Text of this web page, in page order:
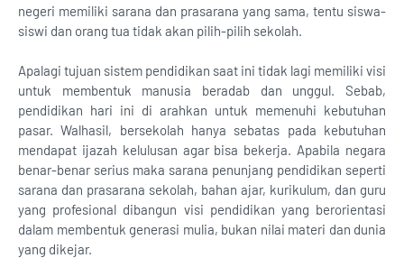
negeri memiliki sarana dan prasarana yang sama, tentu siswa-
siswi dan orang tua tidak akan pilih-pilih sekolah.
Apalagi tujuan sistem pendidikan saat ini tidak lagi memiliki visi
untuk membentuk manusia beradab dan unggul. Sebab,
pendidikan hari ini di arahkan untuk memenuhi kebutuhan
pasar. Walhasil, bersekolah hanya sebatas pada kebutuhan
mendapat ijazah kelulusan agar bisa bekerja. Apabila negara
benar-benar serius maka sarana penunjang pendidikan seperti
sarana dan prasarana sekolah, bahan ajar, kurikulum, dan guru
yang profesional dibangun visi pendidikan yang berorientasi
dalam membentuk generasi mulia, bukan nilai materi dan dunia
yang dikejar.